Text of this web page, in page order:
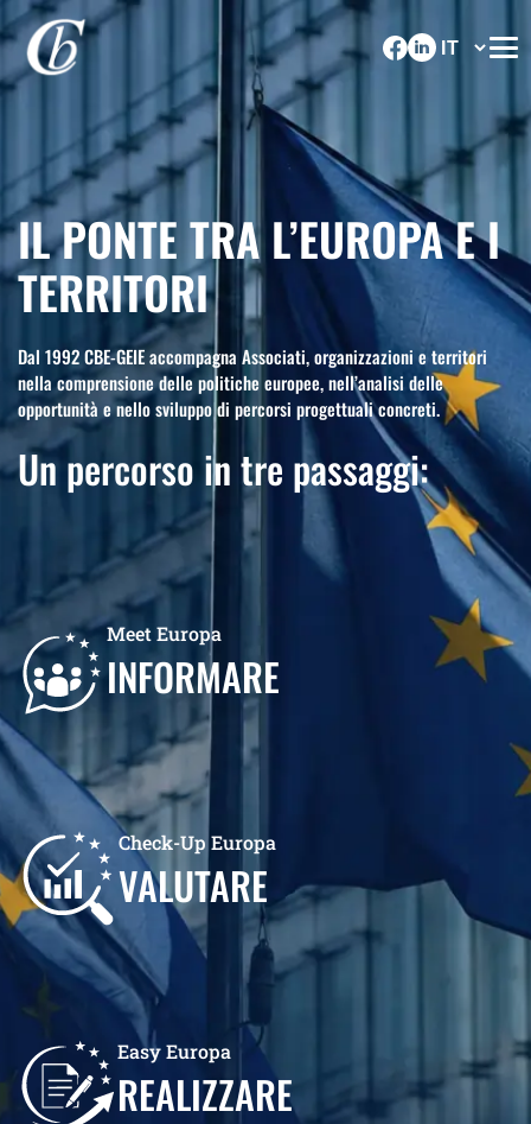
IL PONTE TRA L’EUROPA E I
TERRITORI
Dal 1992 CBE-GEIE accompagna Associati, organizzazioni e territori
nella comprensione delle politiche europee, nell’analisi delle
opportunità e nello sviluppo di percorsi progettuali concreti.
Un percorso in tre passaggi:
Meet Europa
INFORMARE
Check-Up Europa
VALUTARE
Easy Europa
REALIZZARE